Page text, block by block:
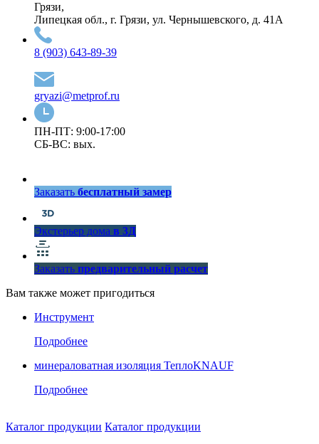
Грязи,
Липецкая обл., г. Грязи, ул. Чернышевского, д. 41А
8 (903) 643-89-39
gryazi@metprof.ru
ПН-ПТ: 9:00-17:00
СБ-ВС: вых.
Заказать бесплатный замер
Экстерьер дома в 3Д
Заказать предварительный расчет
Вам также может пригодиться
Инструмент
Подробнее
минераловатная изоляция ТеплоKNAUF
Подробнее
Каталог продукции Каталог продукции